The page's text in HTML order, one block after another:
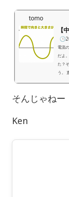
tomo
【
電流
だよ
た？
う。
も一
そんじゃねー
Ken